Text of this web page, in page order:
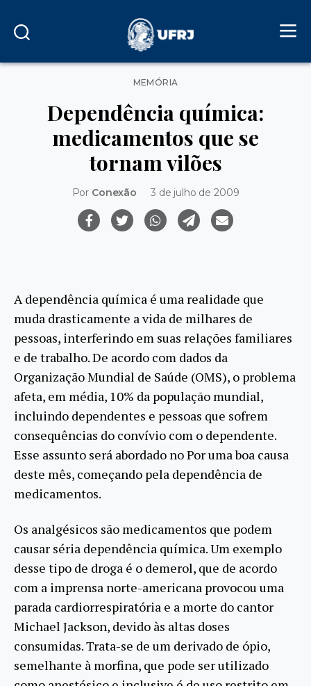
Categorias
MEMÓRIA
Dependência química:
medicamentos que se
tornam vilões
Por Conexão 3 de julho de 2009
A dependência química é uma realidade que
muda drasticamente a vida de milhares de
pessoas, interferindo em suas relações familiares
e de trabalho. De acordo com dados da
Organização Mundial de Saúde (OMS), o problema
afeta, em média, 10% da população mundial,
incluindo dependentes e pessoas que sofrem
consequências do convívio com o dependente.
Esse assunto será abordado no Por uma boa causa
deste mês, começando pela dependência de
medicamentos.
Os analgésicos são medicamentos que podem
causar séria dependência química. Um exemplo
desse tipo de droga é o demerol, que de acordo
com a imprensa norte-americana provocou uma
parada cardiorrespiratória e a morte do cantor
Michael Jackson, devido às altas doses
consumidas. Trata-se de um derivado de ópio,
semelhante à morfina, que pode ser utilizado